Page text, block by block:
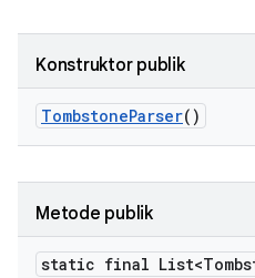
Konstruktor publik
TombstoneParser()
Metode publik
static final